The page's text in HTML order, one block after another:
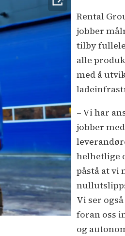
Rental
jobber
tilby
alle
med å
– Vi har
jobber
helhetlige
påstå at vi
Vi ser
foran oss
og